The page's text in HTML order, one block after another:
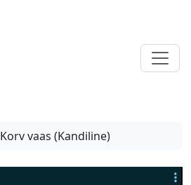
Korv vaas (Kandiline)